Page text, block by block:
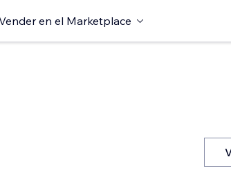
en el Marketplace